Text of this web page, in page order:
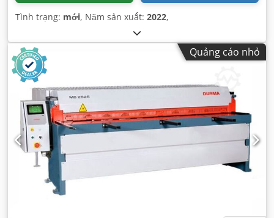
Tình trạng: mới, Năm sản xuất: 2022,
Quảng cáo nhỏ